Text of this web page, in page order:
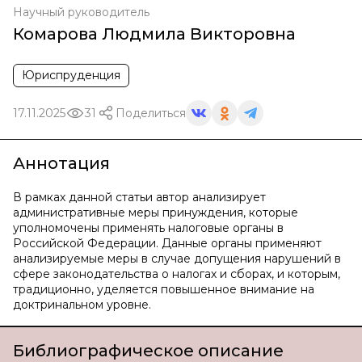
Научный руководитель
Комарова Людмила Викторовна
Юриспруденция
17.11.2025 31 Поделиться
Аннотация
В рамках данной статьи автор анализирует
административные меры принуждения, которые
уполномочены применять налоговые органы в
Российской Федерации. Данные органы применяют
анализируемые меры в случае допущения нарушений в
сфере законодательства о налогах и сборах, и которым,
традиционно, уделяется повышенное внимание на
доктринальном уровне.
Библиографическое описание